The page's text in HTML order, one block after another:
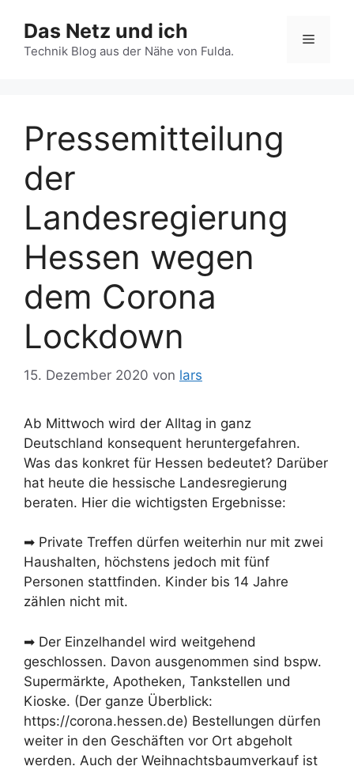
Inhalt
springen
Das Netz und ich
Technik Blog aus der Nähe von Fulda.
Menü
Pressemitteilung
der
Landesregierung
Hessen wegen
dem Corona
Lockdown
15. Dezember 2020 von lars
Ab Mittwoch wird der Alltag in ganz
Deutschland konsequent heruntergefahren.
Was das konkret für Hessen bedeutet? Darüber
hat heute die hessische Landesregierung
beraten. Hier die wichtigsten Ergebnisse:
➡ Private Treffen dürfen weiterhin nur mit zwei
Haushalten, höchstens jedoch mit fünf
Personen stattfinden. Kinder bis 14 Jahre
zählen nicht mit.
➡ Der Einzelhandel wird weitgehend
geschlossen. Davon ausgenommen sind bspw.
Supermärkte, Apotheken, Tankstellen und
Kioske. (Der ganze Überblick:
https://corona.hessen.de) Bestellungen dürfen
weiter in den Geschäften vor Ort abgeholt
werden. Auch der Weihnachtsbaumverkauf ist